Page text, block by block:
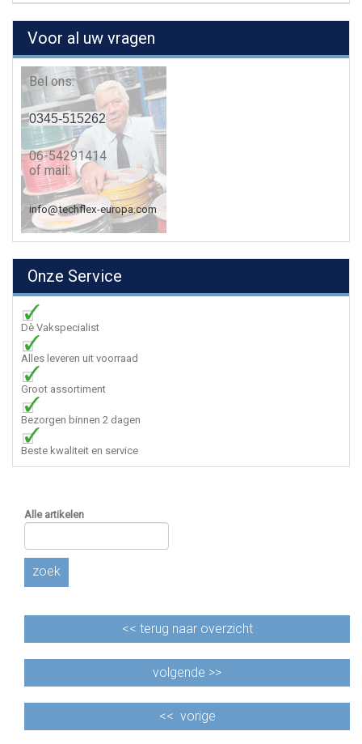
Voor al uw vragen
Bel ons:
0345-515262
06-54291414
of mail:
info@techflex-europa.com
Onze Service
Dè Vakspecialist
Alles leveren uit voorraad
Groot assortiment
Bezorgen binnen 2 dagen
Beste kwaliteit en service
Alle artikelen
zoek
<< terug naar overzicht
volgende >>
<< vorige